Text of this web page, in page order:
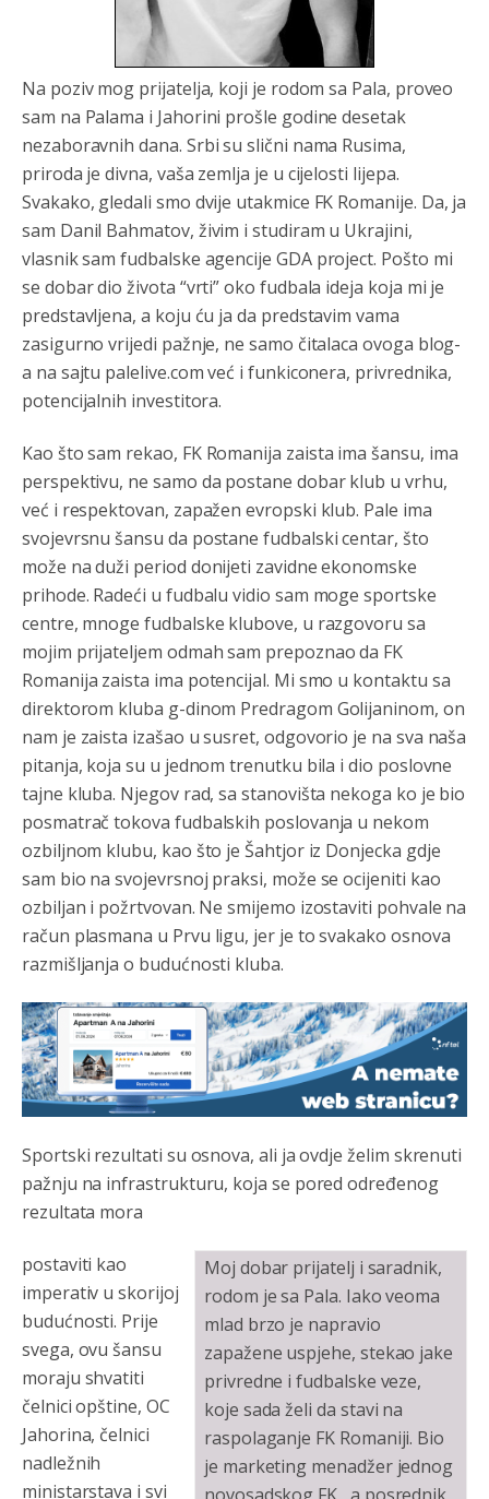
Na poziv mog prijatelja, koji je rodom sa Pala, proveo
sam na Palama i Jahorini prošle godine desetak
nezaboravnih dana. Srbi su slični nama Rusima,
priroda je divna, vaša zemlja je u cijelosti lijepa.
Svakako, gledali smo dvije utakmice FK Romanije. Da, ja
sam Danil Bahmatov, živim i studiram u Ukrajini,
vlasnik sam fudbalske agencije GDA project. Pošto mi
se dobar dio života “vrti” oko fudbala ideja koja mi je
predstavljena, a koju ću ja da predstavim vama
zasigurno vrijedi pažnje, ne samo čitalaca ovoga blog-
a na sajtu palelive.com već i funkiconera, privrednika,
potencijalnih investitora.
Kao što sam rekao, FK Romanija zaista ima šansu, ima
perspektivu, ne samo da postane dobar klub u vrhu,
već i respektovan, zapažen evropski klub. Pale ima
svojevrsnu šansu da postane fudbalski centar, što
može na duži period donijeti zavidne ekonomske
prihode. Radeći u fudbalu vidio sam moge sportske
centre, mnoge fudbalske klubove, u razgovoru sa
mojim prijateljem odmah sam prepoznao da FK
Romanija zaista ima potencijal. Mi smo u kontaktu sa
direktorom kluba g-dinom Predragom Golijaninom, on
nam je zaista izašao u susret, odgovorio je na sva naša
pitanja, koja su u jednom trenutku bila i dio poslovne
tajne kluba. Njegov rad, sa stanovišta nekoga ko je bio
posmatrač tokova fudbalskih poslovanja u nekom
ozbiljnom klubu, kao što je Šahtjor iz Donjecka gdje
sam bio na svojevrsnoj praksi, može se ocijeniti kao
ozbiljan i požrtvovan. Ne smijemo izostaviti pohvale na
račun plasmana u Prvu ligu, jer je to svakako osnova
razmišljanja o budućnosti kluba.
Sportski rezultati su osnova, ali ja ovdje želim skrenuti
pažnju na infrastrukturu, koja se pored određenog
rezultata mora
Moj dobar prijatelj i saradnik,
rodom je sa Pala. Iako veoma
mlad brzo je napravio
zapažene uspjehe, stekao jake
privredne i fudbalske veze,
koje sada želi da stavi na
raspolaganje FK Romaniji. Bio
je marketing menadžer jednog
postaviti kao
imperativ u skorijoj
budućnosti. Prije
svega, ovu šansu
moraju shvatiti
čelnici opštine, OC
Jahorina, čelnici
nadležnih
ministarstava i svi